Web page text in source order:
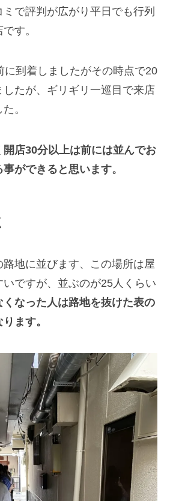
で評判が広がり平日でも行列
す。
に到着しましたがその時点で20
たが、ギリギリ一巡目で来店
。
店30分以上は前には並んでお
ができると思います。
地に並びます、この場所は屋
ですが、並ぶのが25人くらい
くなった人は路地を抜けた表の
ます。